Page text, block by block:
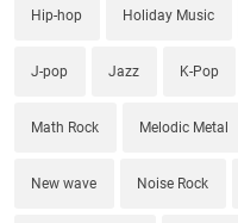
Hip-hop Holiday Music
J-pop Jazz K-Pop
Math Rock Melodic Metal
New wave Noise Rock